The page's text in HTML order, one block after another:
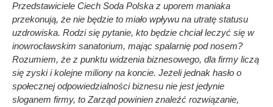
Przedstawiciele Ciech Soda Polska z uporem maniaka
przekonują, że nie będzie to miało wpływu na utratę statusu
uzdrowiska. Rodzi się pytanie, kto będzie chciał leczyć się w
inowrocławskim sanatorium, mając spalarnię pod nosem?
Rozumiem, że z punktu widzenia biznesowego, dla firmy liczą
się zyski i kolejne miliony na koncie. Jeżeli jednak hasło o
społecznej odpowiedzialności biznesu nie jest jedynie
sloganem firmy, to Zarząd powinien znaleźć rozwiązanie,